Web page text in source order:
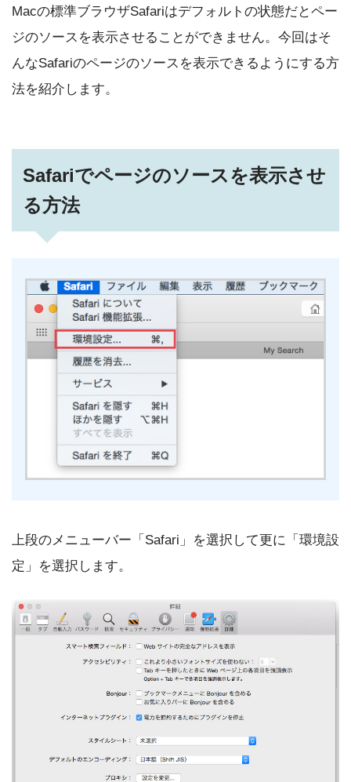
Macの標準ブラウザSafariはデフォルトの状態だとペー
ジのソースを表示させることができません。今回はそ
んなSafariのページのソースを表示できるようにする方
法を紹介します。
Safariでページのソースを表示させ
る方法
上段のメニューバー「Safari」を選択して更に「環境設
定」を選択します。